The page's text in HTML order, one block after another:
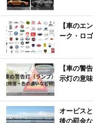
【車のエ
ーク・ロ
【車の警
示灯の意
オービス
後の罰金